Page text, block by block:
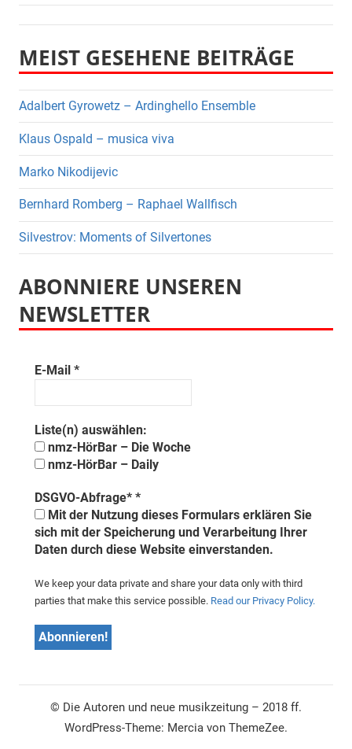
MEIST GESEHENE BEITRÄGE
Adalbert Gyrowetz – Ardinghello Ensemble
Klaus Ospald – musica viva
Marko Nikodijevic
Bernhard Romberg – Raphael Wallfisch
Silvestrov: Moments of Silvertones
ABONNIERE UNSEREN
NEWSLETTER
E-Mail *
Liste(n) auswählen:
nmz-HörBar – Die Woche
nmz-HörBar – Daily
DSGVO-Abfrage* *
Mit der Nutzung dieses Formulars erklären Sie
sich mit der Speicherung und Verarbeitung Ihrer
Daten durch diese Website einverstanden.
We keep your data private and share your data only with third
parties that make this service possible. Read our Privacy Policy.
© Die Autoren und neue musikzeitung – 2018 ff.
WordPress-Theme: Mercia von ThemeZee.